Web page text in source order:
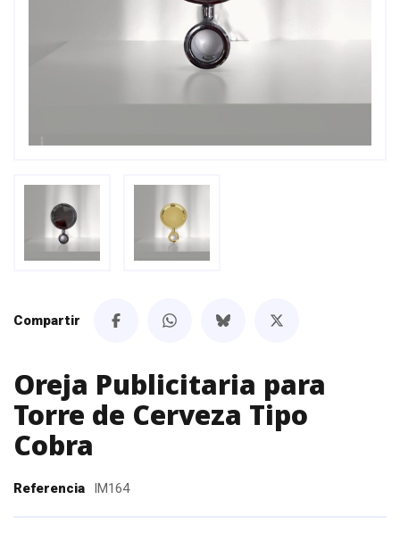
Compartir
Oreja Publicitaria para
Torre de Cerveza Tipo
Cobra
Referencia IM164